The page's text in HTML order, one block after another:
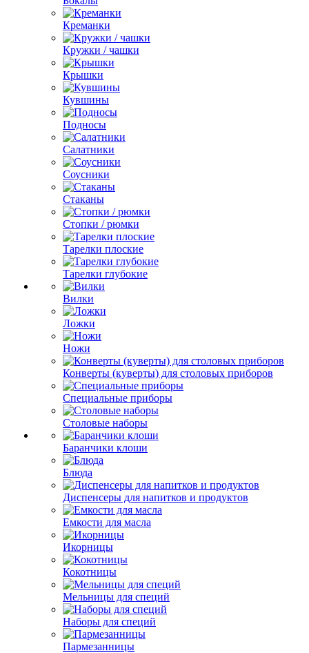
Креманки
Кружки / чашки
Крышки
Кувшины
Подносы
Салатники
Соусники
Стаканы
Стопки / рюмки
Тарелки плоские
Тарелки глубокие
Вилки
Ложки
Ножи
Конверты (куверты) для столовых приборов
Специальные приборы
Столовые наборы
Баранчики клоши
Блюда
Диспенсеры для напитков и продуктов
Емкости для масла
Икорницы
Кокотницы
Мельницы для специй
Наборы для специй
Пармезанницы